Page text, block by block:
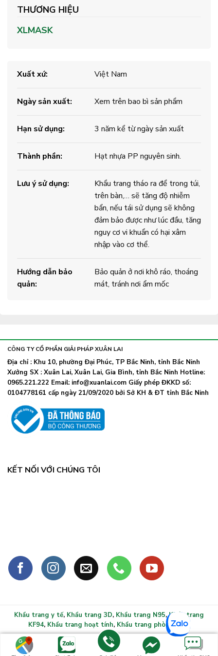
THƯƠNG HIỆU
XLMASK
Xuất xứ: Việt Nam
Ngày sản xuất: Xem trên bao bì sản phẩm
Hạn sử dụng: 3 năm kể từ ngày sản xuất
Thành phần: Hạt nhựa PP nguyên sinh.
Lưu ý sử dụng:
Khẩu trang tháo ra để trong túi,
trên bàn,… sẽ tăng độ nhiễm
bẩn, nếu tái sử dụng sẽ không
đảm bảo được như lúc đầu, tăng
nguy cơ vi khuẩn có hại xâm
nhập vào cơ thể.
Hướng dẫn bảo
quản:
Bảo quản ở nơi khô ráo, thoáng
mát, tránh nơi ẩm mốc
CÔNG TY CỔ PHẦN GIẢI PHÁP XUÂN LAI
Địa chỉ : Khu 10, phường Đại Phúc, TP Bắc Ninh, tỉnh Bắc Ninh
Xưởng SX : Xuân Lai, Xuân Lai, Gia Bình, tỉnh Bắc Ninh Hotline:
0965.221.222 Email: info@xuanlai.com Giấy phép ĐKKD số:
0104778161 cấp ngày 21/09/2020 bởi Sở KH & ĐT tỉnh Bắc Ninh
KẾT NỐI VỚI CHÚNG TÔI
Khẩu trang y tế, Khẩu trang 3D, Khẩu trang N95,Khẩu trang
KF94, Khẩu trang hoạt tính, Khẩu trang phòng sạch
Copyright 2026 ©Khẩu trang y tế xlmask.vn - Bảo vệ sức
khỏe mọi gia đình